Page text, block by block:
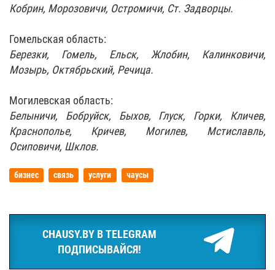
Кобрин, Морозовичи, Остромичи, Ст. Задворцы.
Гомельская область:
Березки, Гомель, Ельск, Жлобин, Калинковичи,
Мозырь, Октябрьский, Речица.
Могилевская область:
Белыничи, Бобруйск, Быхов, Глуск, Горки, Кличев,
Краснополье, Кричев, Могилев, Мстиславль,
Осиповичи, Шклов.
бизнес связь услуги чаусы
CHAUSY.BY В TELEGRAM
ПОДПИСЫВАЙСЯ!